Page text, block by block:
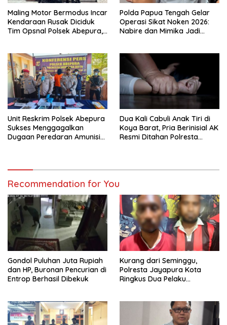
Maling Motor Bermodus Incar
Kendaraan Rusak Diciduk
Tim Opsnal Polsek Abepura,
Polda Papua Tengah Gelar
Operasi Sikat Noken 2026:
Nabire dan Mimika Jadi
Unit Reskrim Polsek Abepura
Sukses Menggagalkan
Dugaan Peredaran Amunisi
Dua Kali Cabuli Anak Tiri di
Koya Barat, Pria Berinisial AK
Resmi Ditahan Polresta
Recommendation for You
Gondol Puluhan Juta Rupiah
dan HP, Buronan Pencurian di
Entrop Berhasil Dibekuk
Kurang dari Seminggu,
Polresta Jayapura Kota
Ringkus Dua Pelaku